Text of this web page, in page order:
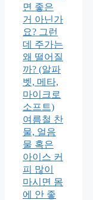
면 좋은
거 아닌가
요? 그런
데 주가는
왜 떨어질
까? (알파
벳, 메타,
마이크로
소프트)
여름철 찬
물, 얼음
물 혹은
아이스 커
피 많이
마시면 몸
에 안 좋